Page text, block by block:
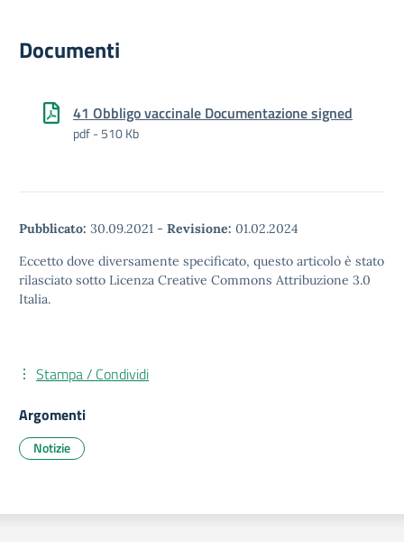
Documenti
41 Obbligo vaccinale Documentazione signed
pdf - 510 Kb
Pubblicato: 30.09.2021 - Revisione: 01.02.2024
Eccetto dove diversamente specificato, questo articolo è stato
rilasciato sotto Licenza Creative Commons Attribuzione 3.0
Italia.
Stampa / Condividi
Argomenti
Notizie